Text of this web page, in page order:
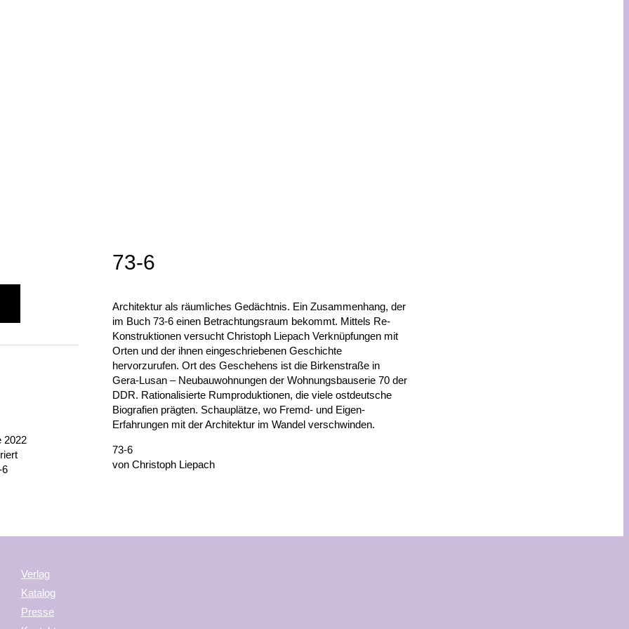
2022
6
73-6
Architektur als räumliches Gedächtnis. Ein Zusammenhang, der
im Buch 73-6 einen Betrachtungsraum bekommt. Mittels Re-
Konstruktionen versucht Christoph Liepach Verknüpfungen mit
Orten und der ihnen eingeschriebenen Geschichte
hervorzurufen. Ort des Geschehens ist die Birkenstraße in
Gera-Lusan – Neubauwohnungen der Wohnungsbauserie 70 der
DDR. Rationalisierte Rumproduktionen, die viele ostdeutsche
Biografien prägten. Schauplätze, wo Fremd- und Eigen-
Erfahrungen mit der Architektur im Wandel verschwinden.
73-6
von Christoph Liepach
Verlag
Katalog
Presse